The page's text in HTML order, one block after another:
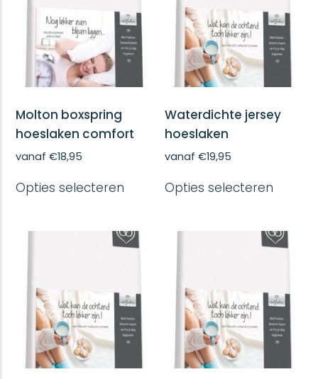
Molton boxspring
hoeslaken comfort
vanaf€18,95
Opties selecteren product
variaties.
Deze
worden
op
de
productpagina
Waterdichte jersey
hoeslaken
vanaf€19,95
Opties selecteren
Deze
op
de